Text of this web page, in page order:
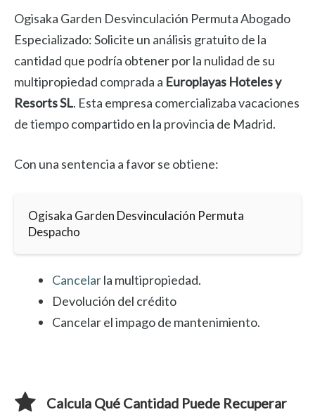
Ogisaka Garden Desvinculación Permuta Abogado
Especializado: Solicite un análisis gratuito de la
cantidad que podría obtener por la nulidad de su
multipropiedad comprada a Europlayas Hoteles y
Resorts SL. Esta empresa comercializaba vacaciones
de tiempo compartido en la provincia de Madrid.
Con una sentencia a favor se obtiene:
Ogisaka Garden Desvinculación Permuta
Despacho
Cancelarla multipropiedad.
Devolución del crédito
Cancelar el impago de mantenimiento.
Calcula Qué Cantidad Puede Recuperar